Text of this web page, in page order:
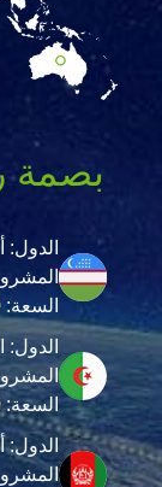
بصمة
الدول:
السعة: 10 أطنان في الساعة
الدول:
السعة: 20 طن في الساعة
الدول: